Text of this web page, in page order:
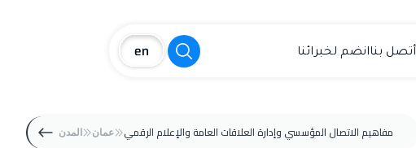
أتصل بناانضم لخبرائنا
المدن عمان مفاهيم الاتصال المؤسسي وإدارة العلاقات العامة والإعلام الرقمي